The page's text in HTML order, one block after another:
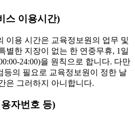
스 이용시간)
이용 시간은 교육정보원의 업무 및
별한 지장이 없는 한 연중무휴, 1일
24:00)을 원칙으로 합니다. 다만
등의 필요로 교육정보원이 정한 날
은 그러하지 아니합니다.
자번호 등)